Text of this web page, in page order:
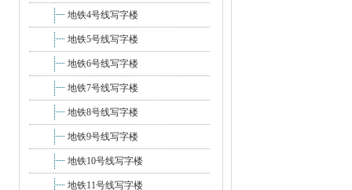
地铁4号线写字楼
地铁5号线写字楼
地铁6号线写字楼
地铁7号线写字楼
地铁8号线写字楼
地铁9号线写字楼
地铁10号线写字楼
地铁11号线写字楼